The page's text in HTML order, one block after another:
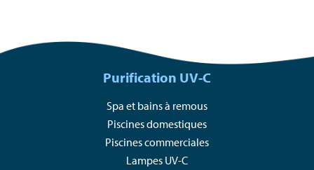
Purification UV-C
Spa et bains à remous
Piscines domestiques
Piscines commerciales
Lampes UV-C